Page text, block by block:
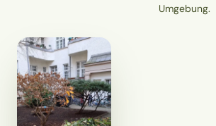
Umgebung.